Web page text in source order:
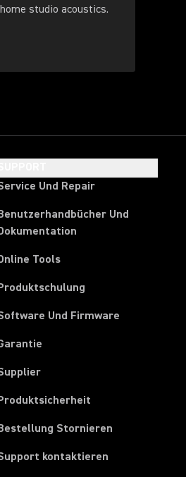
studio acoustics.
Und Repair
Und
Tools
Und Firmware
(Opens in a new tab)
Stornieren
kontaktieren